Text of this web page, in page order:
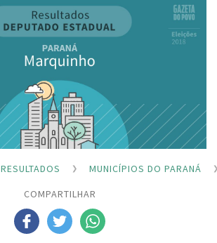
RESULTADOS
MUNICÍPIOS DO PARANÁ
COMPARTILHAR